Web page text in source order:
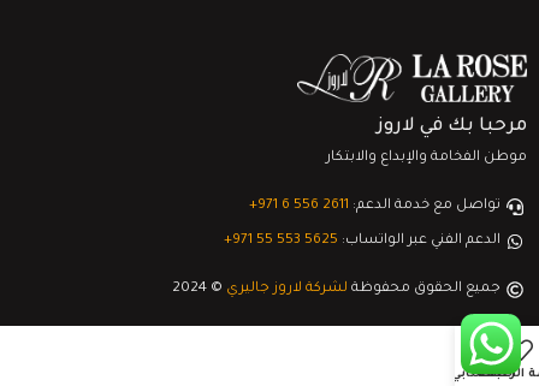
مرحبا بك في لاروز
موطن الفخامة والإبداع والابتكار
تواصل مع خدمة الدعم: ‎+971 6 556 2611
الدعم الفني عبر الواتساب: ‎+971 55 553 5625
جميع الحقوق محفوظة لشركة لاروز جاليري © 2024
الرغبات
السلةحسابي